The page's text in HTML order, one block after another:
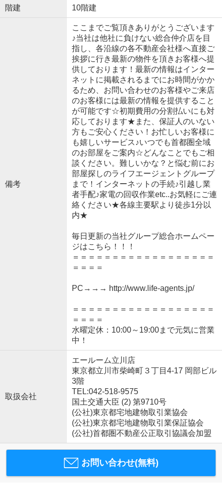
階建 10階建
備考
ここまでご覧頂きありがとうございます
♪当社は他社に負けない総合仲介店を目
指し、各沿線の各不動産会社様へ直接ご
挨拶に行き最新の物件を頂きお客様へ提
供しております！最新の情報はインター
ネットに掲載されるまでにお時間がかか
るため、お問い合わせのお客様やご来店
のお客様には最新の情報を提供すること
が可能です☆初期費用の分割払いにも対
応しております★また、保証人のいない
方もご安心ください！お忙しいお客様に
も嬉しいサービス♪いつでも首都圏全域
のお部屋をご案内☆どんなことでもご相
談ください。難しいかな？と悩む前にお
部屋探しのライフエージェントグループ
まで！インターネットの手続♪引越し業
者手配♪家電の回収作業etc..お気軽にご連
絡ください★各線主要駅より徒歩1分以
内★
毎日更新の当社グループ総合ホームペー
ジはこちら！！！
＝＝＝＝＝＝＝＝＝＝＝＝＝＝＝＝＝＝
＝＝＝＝
PC→→→ http://www.life-agents.jp/
＝＝＝＝＝＝＝＝＝＝＝＝＝＝＝＝＝＝
＝＝＝＝
水曜定休：10:00～19:00まで元気に営業
中！
取扱会社
エールーム立川店
東京都立川市柴崎町３丁目4-17 岡部ビル
3階
TEL:042-518-9575
国土交通大臣 (2) 第9710号
(公社)東京都宅地建物取引業協会
(公社)東京都宅地建物取引業保証協会
(公社)首都圏不動産公正取引協議会加盟
お問い合わせ(無料)